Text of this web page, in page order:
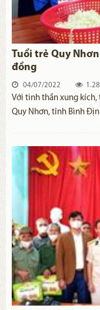
Tuổi trẻ Quy
đồng
04/07/2022
​Với tinh thần xung kích,
Quy Nhơn, tỉnh Bình